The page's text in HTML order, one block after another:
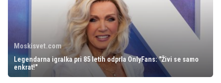
Moskisvet.com
Legendarna igralka pri 85 letih odprla OnlyFans: "Živi se samo
enkrat!"